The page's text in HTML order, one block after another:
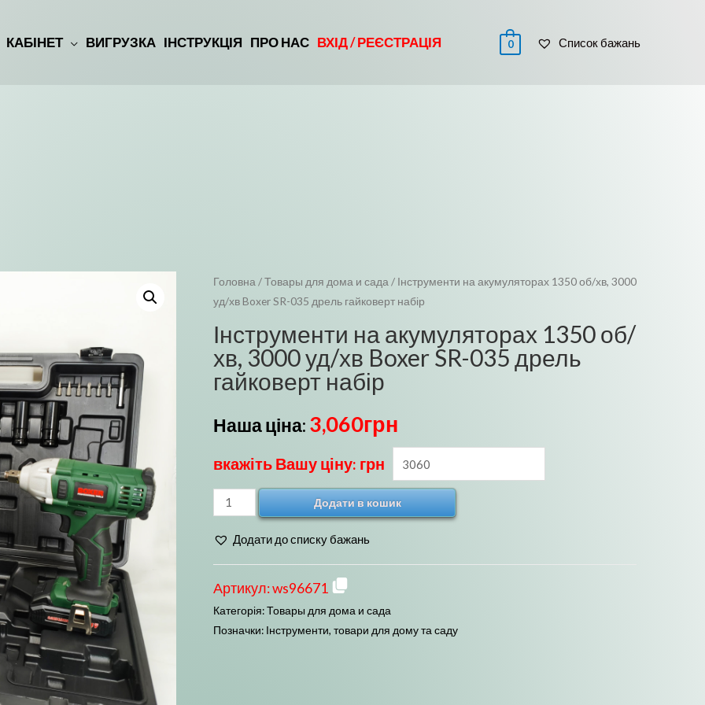
КАБІНЕТ ВИГРУЗКА ІНСТРУКЦІЯ ПРО НАС ВХІД / РЕЄСТРАЦІЯ 0 Список бажань
Головна /Товары для дома и сада / Інструменти на акумуляторах 1350 об/хв, 3000
уд/хв Boxer SR-035 дрель гайковерт набір
Інструменти на акумуляторах 1350 об/
хв, 3000 уд/хв Boxer SR-035 дрель
гайковерт набір
Наша ціна: 3,060грн
вкажіть Вашу ціну: грн
Інструменти
на
акумуляторах
1350
об/
хв,
3000
Додати в кошик
Додати до списку бажань
Артикул:ws96671
Категорія:Товары для дома и сада
Позначки: Інструменти, товари для дому та саду